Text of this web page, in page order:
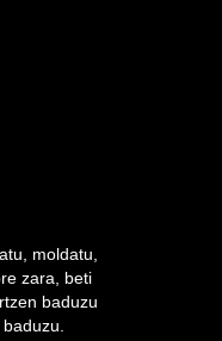
moldatu,
zara, beti
baduzu